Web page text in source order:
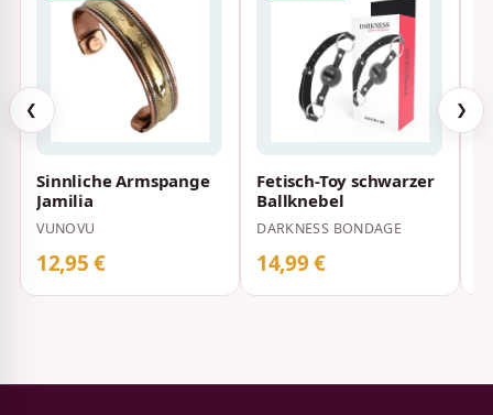
❮
Sinnliche Armspange
Jamilia
VUNOVU
12,95 €
Fetisch-Toy schwarzer
Ballknebel
DARKNESS BONDAGE
14,99 €
❯